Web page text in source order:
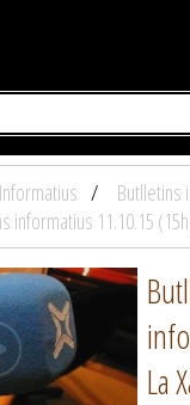
Informatius
Butlletins
informatius 11.10.15
La